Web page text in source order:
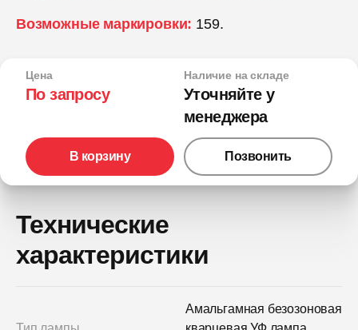
Возможные маркировки: 159.
Цена
По запросу
Наличие на складе
Уточняйте у
менеджера
В корзину Позвонить
Технические
характеристики
Амальгамная безозоновая